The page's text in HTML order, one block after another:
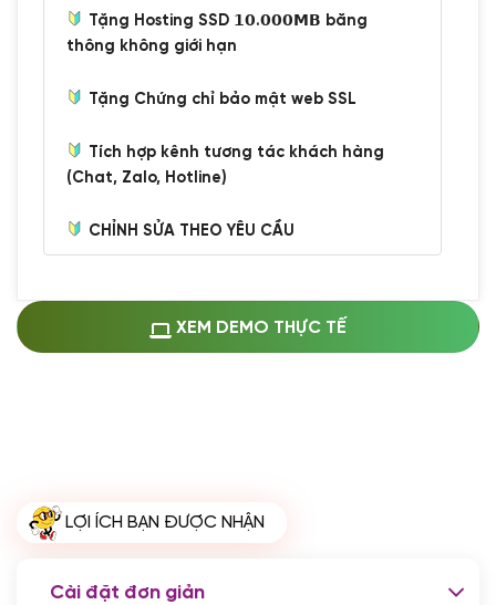
Tặng Hosting SSD 𝟭𝟬.𝟬𝟬𝟬𝗠𝗕 băng
thông không giới hạn
Tặng Chứng chỉ bảo mật web SSL
Tích hợp kênh tương tác khách hàng
(Chat, Zalo, Hotline)
CHỈNH SỬA THEO YÊU CẦU
Thay logo + thông tin doanh nghiệp
(+100.000 VND)
(+200.000 VND)
XEM DEMO THỰC TẾ
LỢI ÍCH BẠN ĐƯỢC NHẬN
Cài đặt đơn giản